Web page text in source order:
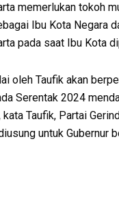
memerlukan tokoh
Ibu Kota Negara
pada saat Ibu Kota
oleh Taufik akan
Serentak 2024
kata Taufik, Partai
untuk